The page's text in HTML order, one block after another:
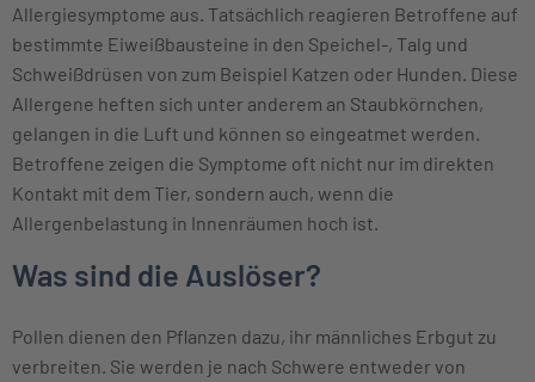
Allergiesymptome aus. Tatsächlich reagieren Betroffene auf
bestimmte Eiweißbausteine in den Speichel-, Talg und
Schweißdrüsen von zum Beispiel Katzen oder Hunden. Diese
Allergene heften sich unter anderem an Staubkörnchen,
gelangen in die Luft und können so eingeatmet werden.
Betroffene zeigen die Symptome oft nicht nur im direkten
Kontakt mit dem Tier, sondern auch, wenn die
Allergenbelastung in Innenräumen hoch ist.
Was sind die Auslöser?
Pollen dienen den Pflanzen dazu, ihr männliches Erbgut zu
verbreiten. Sie werden je nach Schwere entweder von